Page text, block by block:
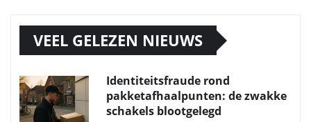
VEEL GELEZEN NIEUWS
Identiteitsfraude rond
pakketafhaalpunten: de zwakke
schakels blootgelegd